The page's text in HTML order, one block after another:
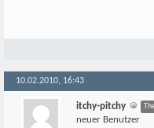
10.02.2010, 16:43
itchy-pitchy
neuer Benutzer